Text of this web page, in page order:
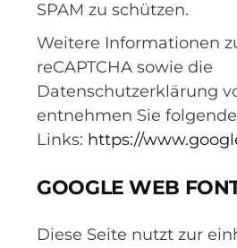
SPAM zu schützen.
Weitere Informationen
reCAPTCHA sowie die
Datenschutzerklärung
entnehmen Sie
Links: https://
GOOGLE WEB
Diese Seite nutzt zur